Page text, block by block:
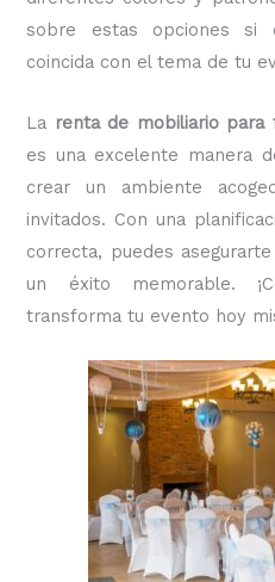
sobre estas opciones si
coincida con el tema de tu
La renta de mobiliario para
es una excelente manera
crear un ambiente
invitados. Con una
correcta, puedes
un éxito memorable.
transforma tu evento hoy